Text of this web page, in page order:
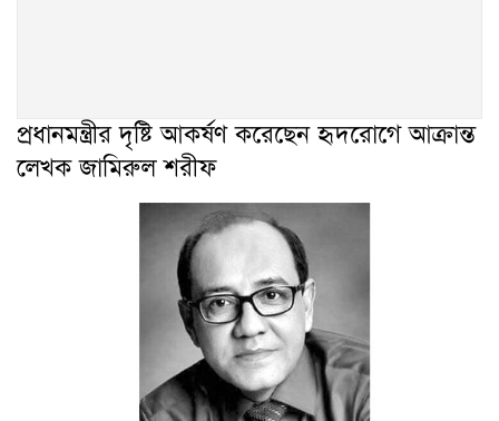
প্রধানমন্ত্রীর দৃষ্টি আকর্ষণ করেছেন হৃদরোগে আক্রান্ত
লেখক জামিরুল শরীফ